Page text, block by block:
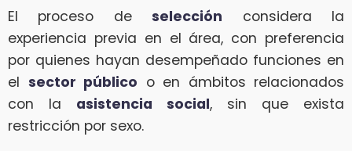
El proceso deselección considera la
experiencia previa en el área, con preferencia
por quienes hayan desempeñado funciones en
el sector público o en ámbitos relacionados
con la asistencia social, sin que exista
restricción por sexo.